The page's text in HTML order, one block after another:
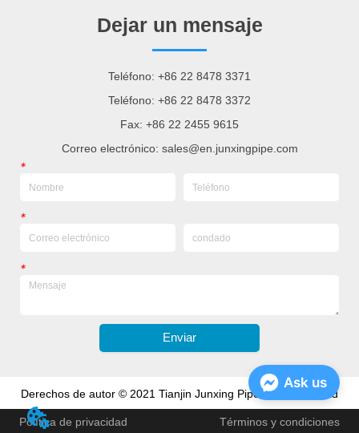
Dejar un mensaje
Teléfono: +86 22 8478 3371
Teléfono: +86 22 8478 3372
Fax: +86 22 2455 9615
Correo electrónico: sales@en.junxingpipe.com
*
*
*
Enviar
Derechos de autor © 2021 Tianjin Junxing Pipe Group Co., Ltd
Política de privacidad Términos y condiciones
Ask us